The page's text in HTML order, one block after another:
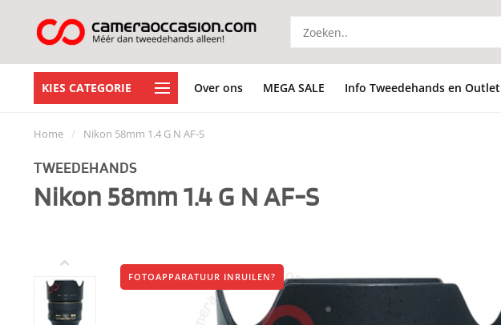
KIES CATEGORIE Over ons MEGA SALE Info Tweedehands en Outlet
Home / Nikon 58mm 1.4 G N AF-S
TWEEDEHANDS
Nikon 58mm 1.4 G N AF-S
FOTOAPPARATUUR INRUILEN?